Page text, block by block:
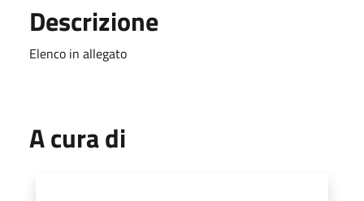
Descrizione
Elenco in allegato
A cura di